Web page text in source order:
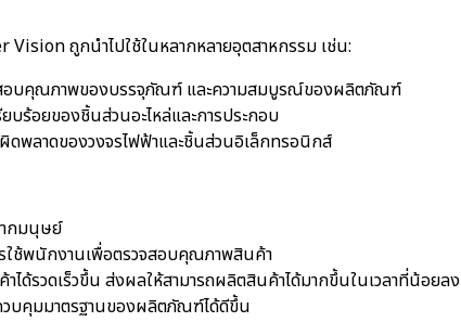
Vision ถูกนำไปใช้ในหลากหลายอุตสาหกรรม เช่น:
สอบคุณภาพของบรรจุภัณฑ์ และความสมบูรณ์ของผลิตภัณฑ์
บร้อยของชิ้นส่วนอะไหล่และการประกอบ
พลาดของวงจรไฟฟ้าและชิ้นส่วนอิเล็กทรอนิกส์
กมนุษย์
ใช้พนักงานเพื่อตรวจสอบคุณภาพสินค้า
ได้รวดเร็วขึ้น ส่งผลให้สามารถผลิตสินค้าได้มากขึ้นในเวลาที่น้อยลง
บคุมมาตรฐานของผลิตภัณฑ์ได้ดีขึ้น